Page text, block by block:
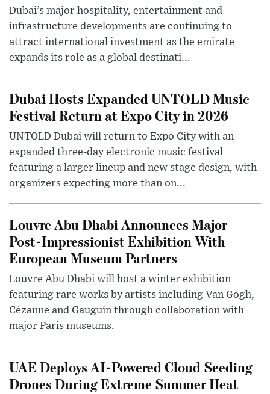
Dubai’s major hospitality, entertainment and
infrastructure developments are continuing to
attract international investment as the emirate
expands its role as a global destinati...
Dubai Hosts Expanded UNTOLD Music
Festival Return at Expo City in 2026
UNTOLD Dubai will return to Expo City with an
expanded three-day electronic music festival
featuring a larger lineup and new stage design, with
organizers expecting more than on...
Louvre Abu Dhabi Announces Major
Post-Impressionist Exhibition With
European Museum Partners
Louvre Abu Dhabi will host a winter exhibition
featuring rare works by artists including Van Gogh,
Cézanne and Gauguin through collaboration with
major Paris museums.
UAE Deploys AI-Powered Cloud Seeding
Drones During Extreme Summer Heat